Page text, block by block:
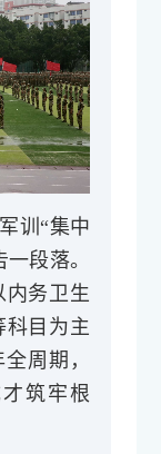
训“集中
段落。
内务卫生
科目为主
周期，
筑牢根